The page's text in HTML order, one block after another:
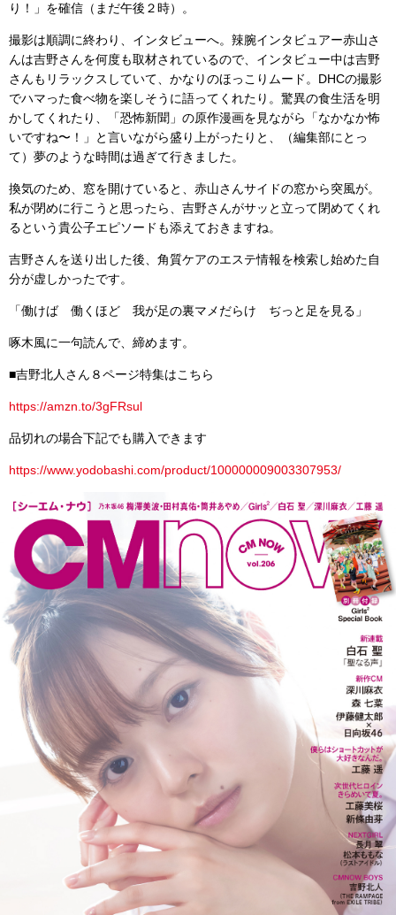
り！」を確信（まだ午後２時）。
撮影は順調に終わり、インタビューへ。辣腕インタビュアー赤山さ
んは吉野さんを何度も取材されているので、インタビュー中は吉野
さんもリラックスしていて、かなりのほっこりムード。 DHCの撮影
でハマった食べ物を楽しそうに語ってくれたり。驚異の食生活を明
かしてくれたり、「恐怖新聞」の原作漫画を見ながら「なかなか怖
いですね〜！」と言いながら盛り上がったりと、（編集部にとっ
て）夢のような時間は過ぎて行きました。
換気のため、窓を開けていると、赤山さんサイドの窓から突風が。
私が閉めに行こうと思ったら、吉野さんがサッと立って閉めてくれ
るという貴公子エピソードも添えておきますね。
吉野さんを送り出した後、角質ケアのエステ情報を検索し始めた自
分が虚しかったです。
「働けば 働くほど 我が足の裏マメだらけ ぢっと足を見る」
啄木風に一句読んで、締めます。
■吉野北人さん８ページ特集はこちら
https://amzn.to/3gFRsul
品切れの場合下記でも購入できます
https://www.yodobashi.com/product/100000009003307953/